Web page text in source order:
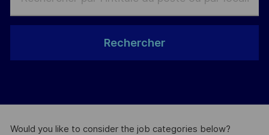
Rechercher
Would you like to consider the job categories below?